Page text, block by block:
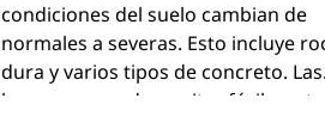
condiciones del suelo cambian de
normales a severas. Esto incluye
dura y varios tipos de concreto. Las
brocas se pueden quitar fácilmente